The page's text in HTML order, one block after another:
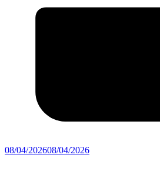
08/04/202608/04/2026